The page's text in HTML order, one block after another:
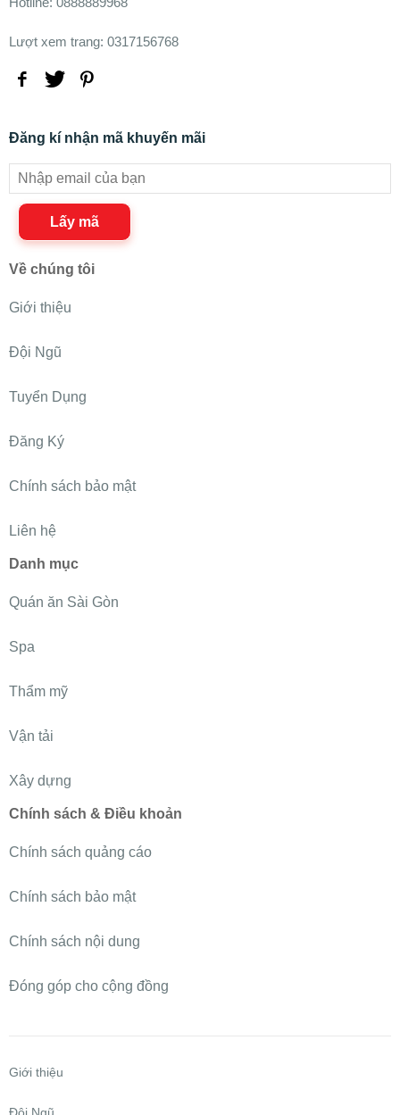
Lượt xem trang: 0317156768
Đăng kí nhận mã khuyến mãi
Lấy mã
Về chúng tôi
Giới thiệu
Đội Ngũ
Tuyển Dụng
Đăng Ký
Chính sách bảo mật
Liên hệ
Danh mục
Quán ăn Sài Gòn
Spa
Thẩm mỹ
Vận tải
Xây dựng
Chính sách & Điều khoản
Chính sách quảng cáo
Chính sách bảo mật
Chính sách nội dung
Đóng góp cho cộng đồng
Giới thiệu